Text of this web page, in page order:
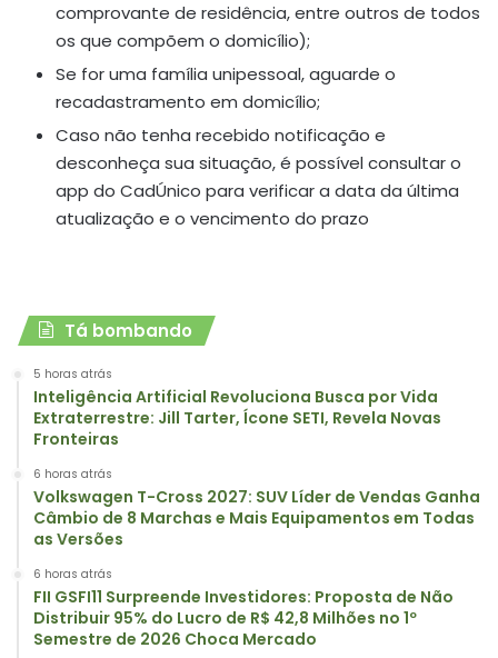
comprovante de residência, entre outros de todos
os que compõem o domicílio);
Se for uma família unipessoal, aguarde o
recadastramento em domicílio;
Caso não tenha recebido notificação e
desconheça sua situação, é possível consultar o
app do CadÚnico para verificar a data da última
atualização e o vencimento do prazo
Tá bombando
5 horas atrás
Inteligência Artificial Revoluciona Busca por Vida
Extraterrestre: Jill Tarter, Ícone SETI, Revela Novas
Fronteiras
6 horas atrás
Volkswagen T-Cross 2027: SUV Líder de Vendas Ganha
Câmbio de 8 Marchas e Mais Equipamentos em Todas
as Versões
6 horas atrás
FII GSFI11 Surpreende Investidores: Proposta de Não
Distribuir 95% do Lucro de R$ 42,8 Milhões no 1º
Semestre de 2026 Choca Mercado